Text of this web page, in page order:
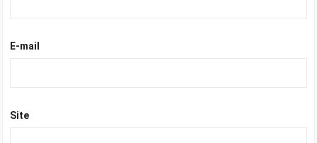
E-mail
Site